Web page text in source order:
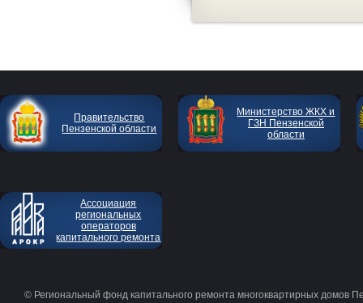
Правительство
Пензенской области
Министерство ЖКХ и
ГЗН Пензенской
области
Ассоциация
региональных
операторов
капитального ремонта
© Региональный фонд капитального ремонта многоквартирных домов